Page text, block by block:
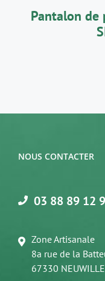
Pantalon
NOUS CONTACTER
03 88 89 12
Zone Artisanale
8a rue de la
67330